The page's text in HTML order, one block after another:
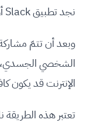
نجد تطبيق Slack أو مستندات جوجل Google Docs.
وبعد أن تتمّ مشاركة
الشخصي الجسدي،
الإنترنت قد يكون
تعتبر هذه